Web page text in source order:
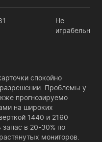
Не
играбельно
спокойно
Проблемы у
прогнозируемо
на широких
1440 и 2160
в 20-30% по
мониторов.